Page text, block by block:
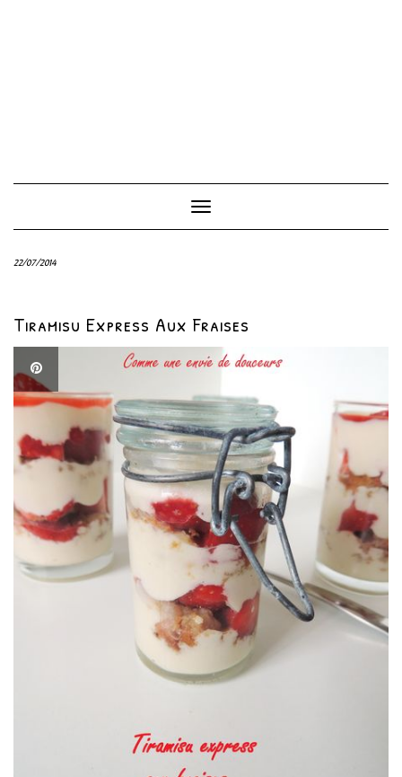
Toggle
Navigation
22/07/2014
Tiramisu Express Aux Fraises